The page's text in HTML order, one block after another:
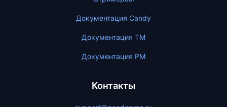
Документация Candy
Документация ТМ
Документация PM
Контакты